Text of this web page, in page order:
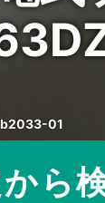
01
ら